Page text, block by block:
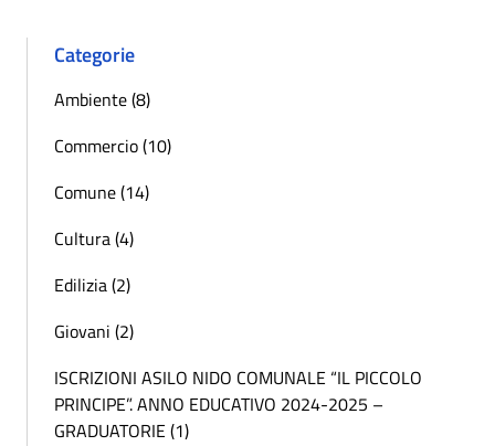
Categorie
Ambiente (8)
Commercio (10)
Comune (14)
Cultura (4)
Edilizia (2)
Giovani (2)
ISCRIZIONI ASILO NIDO COMUNALE “IL PICCOLO
PRINCIPE”. ANNO EDUCATIVO 2024-2025 –
GRADUATORIE (1)